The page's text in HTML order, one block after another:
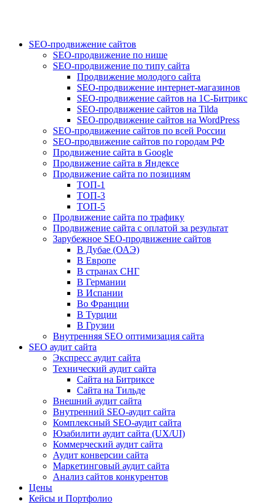
SEO-продвижение сайтов
SEO-продвижение по нише
SEO-продвижение по типу сайта
Продвижение молодого сайта
SEO-продвижение интернет-магазинов
SEO-продвижение сайтов на 1С-Битрикс
SEO-продвижение сайтов на Tilda
SEO-продвижение сайтов на WordPress
SEO-продвижение сайтов по всей России
SEO-продвижение сайтов по городам РФ
Продвижение сайта в Google
Продвижение сайта в Яндексе
Продвижение сайта по позициям
ТОП-1
ТОП-3
ТОП-5
Продвижение сайта по трафику
Продвижение сайта с оплатой за результат
Зарубежное SEO-продвижение сайтов
В Дубае (ОАЭ)
В Европе
В странах СНГ
В Германии
В Испании
Во Франции
В Турции
В Грузии
Внутренняя SEO оптимизация сайта
SEO аудит сайта
Экспресс аудит сайта
Технический аудит сайта
Сайта на Битриксе
Сайта на Тильде
Внешний аудит сайта
Внутренний SEO-аудит сайта
Комплексный SEO-аудит сайта
Юзабилити аудит сайта (UX/UI)
Коммерческий аудит сайта
Аудит конверсии сайта
Маркетинговый аудит сайта
Анализ сайтов конкурентов
Цены
Кейсы и Портфолио